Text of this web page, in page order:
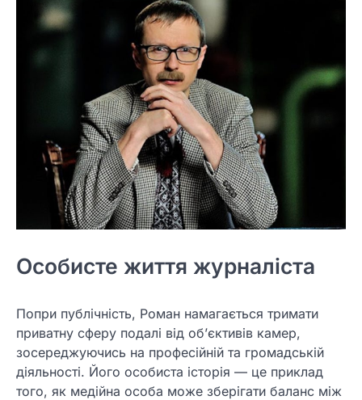
Особисте життя журналіста
Попри публічність, Роман намагається тримати
приватну сферу подалі від об’єктивів камер,
зосереджуючись на професійній та громадській
діяльності. Його особиста історія — це приклад
того, як медійна особа може зберігати баланс між